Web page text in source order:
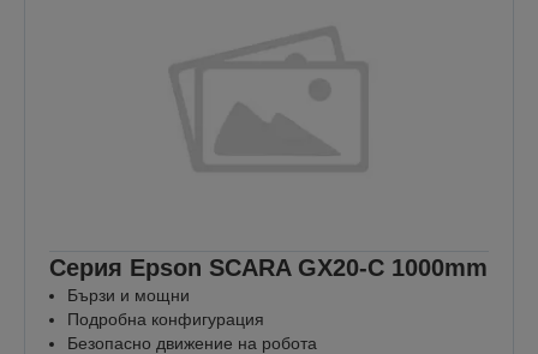
Серия Epson SCARA GX20-C 1000mm
Бързи и мощни
Подробна конфигурация
Безопасно движение на робота